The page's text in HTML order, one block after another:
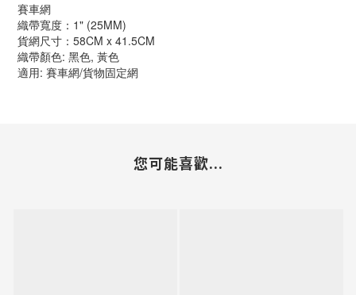
賽車網
織帶寬度：1" (25MM)
貨網尺寸：58CM x 41.5CM
織帶顏色: 黑色, 黃色
適用: 賽車網/貨物固定網
您可能喜歡...